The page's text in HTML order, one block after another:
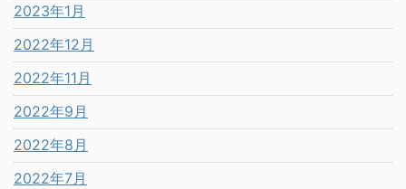
2023年1月
2022年12月
2022年11月
2022年9月
2022年8月
2022年7月